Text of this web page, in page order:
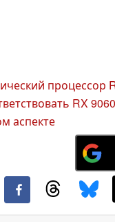
процессор
RX
аспекте